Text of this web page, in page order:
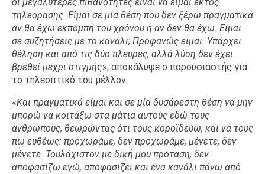
τηλεόρασης. Είμαι σε μία θέση που δεν ξέρω πραγματικά
αν θα έχω εκπομπή του χρόνου ή αν δεν θα έχω. Είμαι
σε συζητήσεις με το κανάλι; Προφανώς είμαι. Υπάρχει
θέληση και από τις δύο πλευρές, αλλά λύση δεν έχει
βρεθεί μέχρι στιγμής», αποκάλυψε ο παρουσιαστής για
το τηλεοπτικό του μέλλον.
«Και πραγματικά είμαι και σε μία δυσάρεστη θέση να μην
μπορώ να κοιτάξω στα μάτια αυτούς εδώ τους
ανθρώπους, θεωρώντας ότι τους κοροϊδεύω, και να τους
πω ευθέως: προχωράμε, δεν προχωράμε, μένετε, δεν
μένετε. Τουλάχιστον με δική μου πρόταση, δεν
αποφασίζω εγώ, αποφασίζει και ένα κανάλι πάνω από